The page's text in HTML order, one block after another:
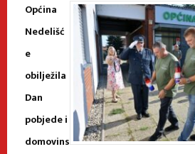
Općina
Nedelišć
e
obilježila
Dan
pobjede i
domovins